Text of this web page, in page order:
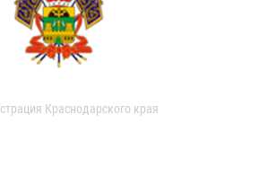
Краснодарского края